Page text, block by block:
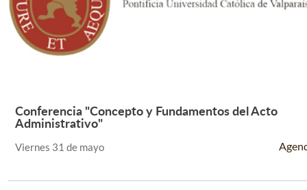
Leer Más +
Conferencia "Concepto y Fundamentos del Acto
Administrativo"
Viernes 31 de mayo